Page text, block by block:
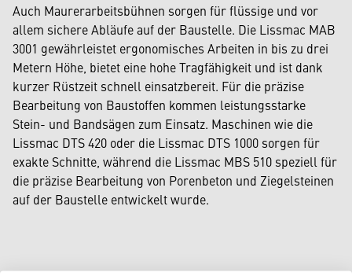
Auch Maurerarbeitsbühnen sorgen für flüssige und vor
allem sichere Abläufe auf der Baustelle. Die Lissmac MAB
3001 gewährleistet ergonomisches Arbeiten in bis zu drei
Metern Höhe, bietet eine hohe Tragfähigkeit und ist dank
kurzer Rüstzeit schnell einsatzbereit. Für die präzise
Bearbeitung von Baustoffen kommen leistungsstarke
Stein- und Bandsägen zum Einsatz. Maschinen wie die
Lissmac DTS 420 oder die Lissmac DTS 1000 sorgen für
exakte Schnitte, während die Lissmac MBS 510 speziell für
die präzise Bearbeitung von Porenbeton und Ziegelsteinen
auf der Baustelle entwickelt wurde.